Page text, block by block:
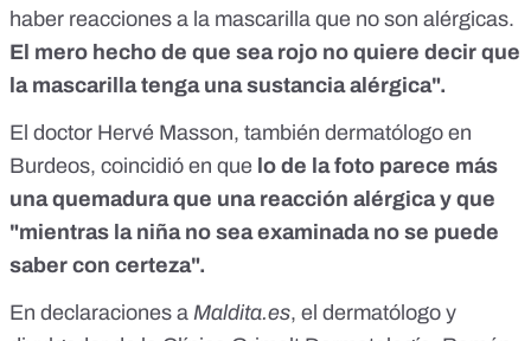
haber reacciones a la mascarilla que no son alérgicas.
El mero hecho de que sea rojo no quiere decir que
la mascarilla tenga una sustancia alérgica".
El doctor Hervé Masson, también dermatólogo en
Burdeos, coincidió en que lo de la foto parece más
una quemadura que una reacción alérgica y que
"mientras la niña no sea examinada no se puede
saber con certeza".
En declaraciones a Maldita.es, el dermatólogo y